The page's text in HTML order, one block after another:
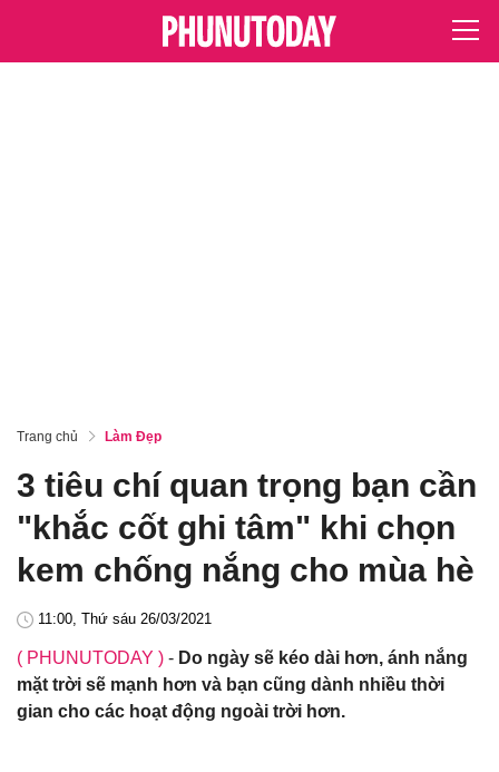
Trang chủ Làm Đẹp
3 tiêu chí quan trọng bạn cần
"khắc cốt ghi tâm" khi chọn
kem chống nắng cho mùa hè
11:00, Thứ sáu 26/03/2021
( PHUNUTODAY ) - Do ngày sẽ kéo dài hơn, ánh nắng
mặt trời sẽ mạnh hơn và bạn cũng dành nhiều thời
gian cho các hoạt động ngoài trời hơn.